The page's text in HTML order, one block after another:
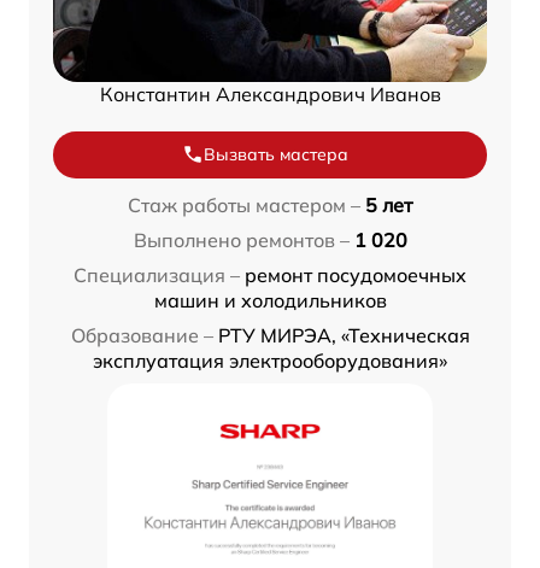
Константин Александрович Иванов
Вызвать мастера
Стаж работы мастером – 5 лет
Выполнено ремонтов – 1 020
Специализация – ремонт посудомоечных
машин и холодильников
Образование – РТУ МИРЭА, «Техническая
эксплуатация электрооборудования»